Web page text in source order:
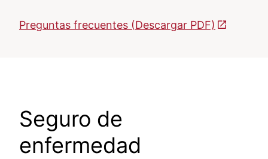
Preguntas frecuentes (Descargar PDF)
Seguro de
enfermedad